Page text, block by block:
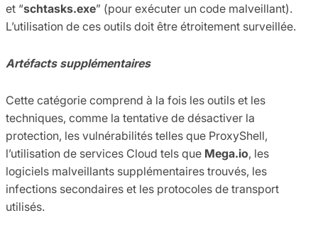
et “schtasks.exe” (pour exécuter un code malveillant).
L’utilisation de ces outils doit être étroitement surveillée.
Artéfacts supplémentaires
Cette catégorie comprend à la fois les outils et les
techniques, comme la tentative de désactiver la
protection, les vulnérabilités telles que ProxyShell,
l’utilisation de services Cloud tels que Mega.io, les
logiciels malveillants supplémentaires trouvés, les
infections secondaires et les protocoles de transport
utilisés.